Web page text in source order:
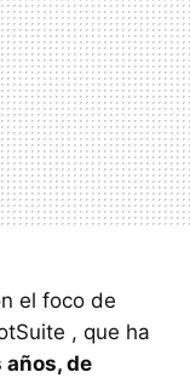
el foco de
, que ha
de